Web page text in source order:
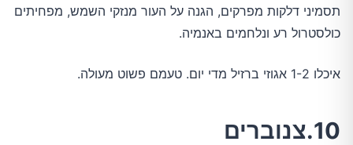
תסמיני דלקות מפרקים, הגנה על העור מנזקי השמש, מפחיתים
כולסטרול רע ונלחמים באנמיה.
איכלו 1-2 אגוזי ברזיל מדי יום. טעמם פשוט מעולה.
10.צנוברים